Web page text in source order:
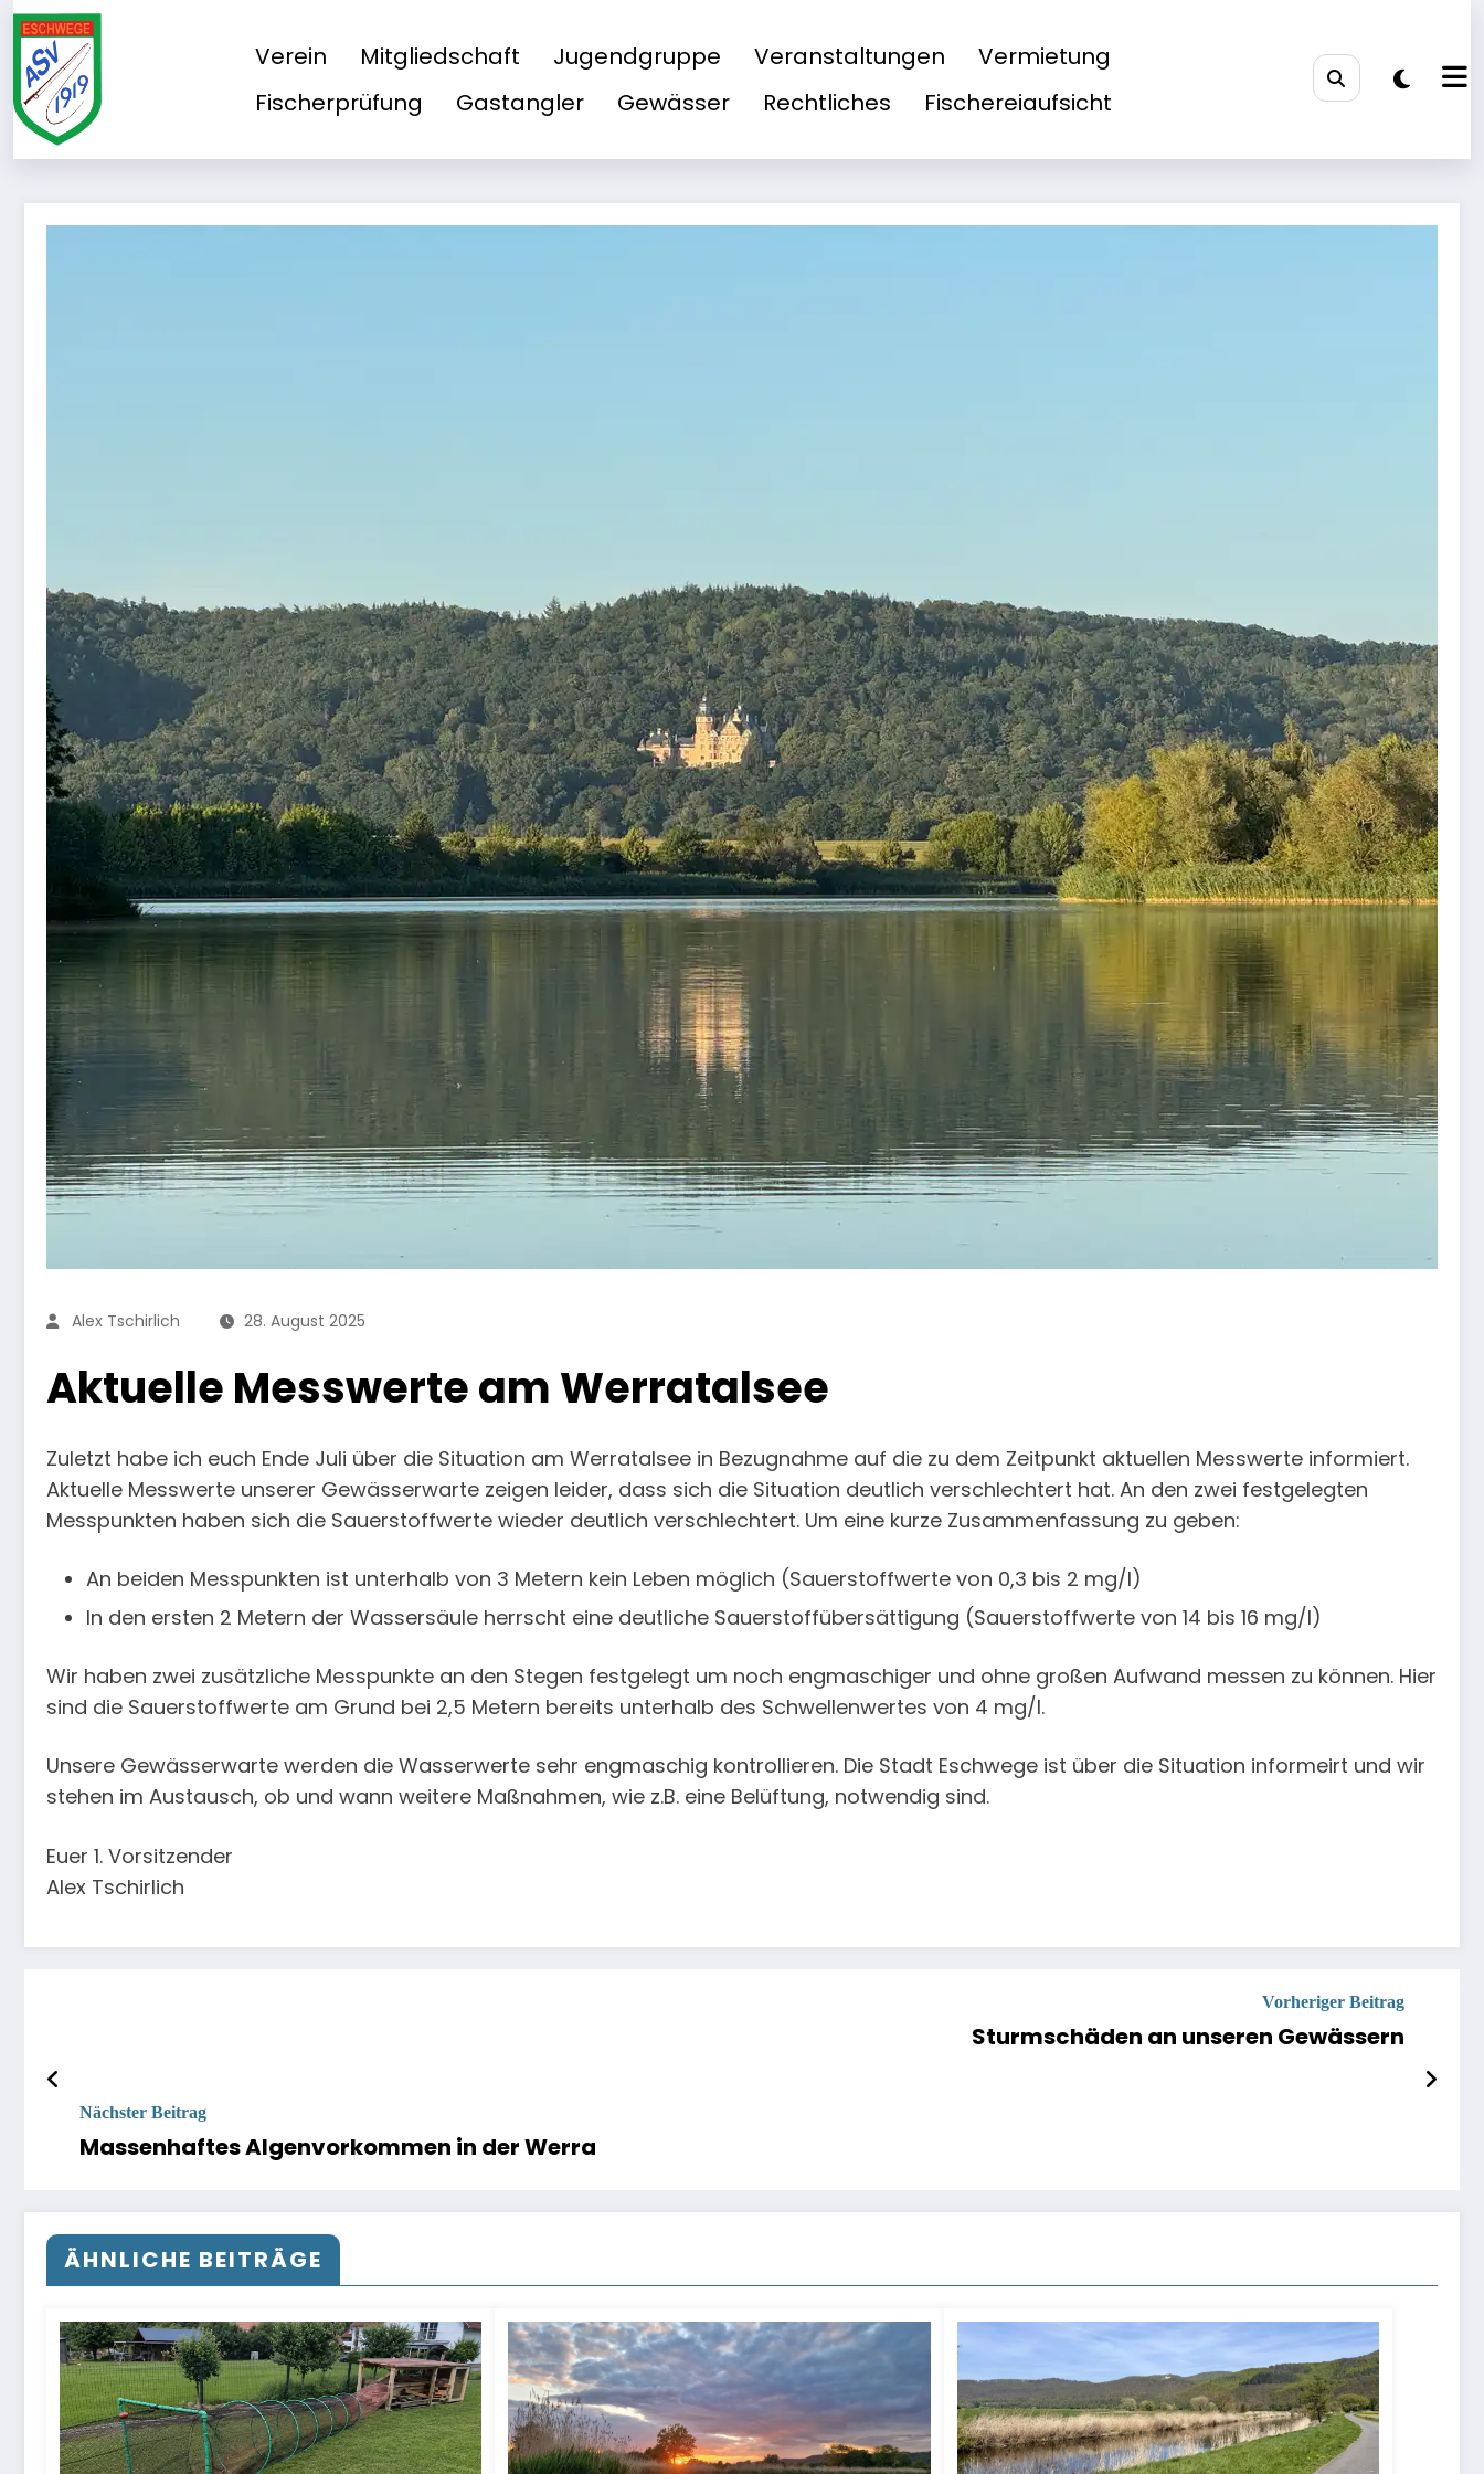
Zum
Inhalt
springen
Verein Mitgliedschaft Jugendgruppe Veranstaltungen
Vermietung
Fischerprüfung
Gastangler Gewässer Rechtliches Fischereiaufsicht
Alex Tschirlich 28. August 2025
Aktuelle Messwerte am Werratalsee
Zuletzt habe ich euch Ende Juli über die Situation am Werratalsee in Bezugnahme auf die zu dem Zeitpunkt aktuellen Messwerte informiert.
Aktuelle Messwerte unserer Gewässerwarte zeigen leider, dass sich die Situation deutlich verschlechtert hat. An den zwei festgelegten
Messpunkten haben sich die Sauerstoffwerte wieder deutlich verschlechtert. Um eine kurze Zusammenfassung zu geben:
An beiden Messpunkten ist unterhalb von 3 Metern kein Leben möglich (Sauerstoffwerte von 0,3 bis 2 mg/l)
In den ersten 2 Metern der Wassersäule herrscht eine deutliche Sauerstoffübersättigung (Sauerstoffwerte von 14 bis 16 mg/l)
Wir haben zwei zusätzliche Messpunkte an den Stegen festgelegt um noch engmaschiger und ohne großen Aufwand messen zu können. Hier
sind die Sauerstoffwerte am Grund bei 2,5 Metern bereits unterhalb des Schwellenwertes von 4 mg/l.
Unsere Gewässerwarte werden die Wasserwerte sehr engmaschig kontrollieren. Die Stadt Eschwege ist über die Situation informeirt und wir
stehen im Austausch, ob und wann weitere Maßnahmen, wie z.B. eine Belüftung, notwendig sind.
Euer 1. Vorsitzender
Alex Tschirlich
Vorheriger Beitrag
Sturmschäden an unseren Gewässern
Nächster Beitrag
Massenhaftes Algenvorkommen in der Werra
ÄHNLICHE BEITRÄGE